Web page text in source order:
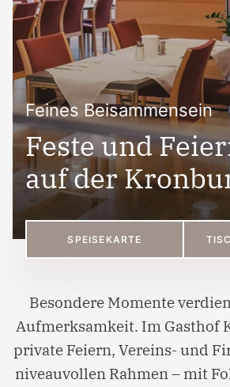
Feines Beisammensein
Feste und
auf der
SPEISEKARTE
Besondere Momente
Aufmerksamkeit. Im Gasthof
private Feiern, Vereins- und
niveauvollen Rahmen – mit